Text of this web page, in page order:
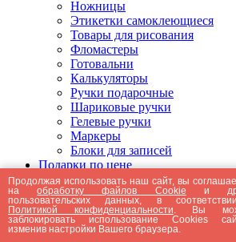
Ножницы
Этикетки самоклеющиеся
Товары для рисования
Фломастеры
Готовальни
Калькуляторы
Ручки подарочные
Шариковые ручки
Гелевые ручки
Маркеры
Блоки для записей
Подарки по цене
Подарки от 5000 рублей
Подарки до 5000 рублей
Подарки до 3000 рублей
Подарки до 2000 рублей
Подарки до 1000 рублей
Продолжая использовать наш сайт, вы
наобработку файлов Cookie и
пользовательских данных, в
Политикой конфиденциальности . Вы
заблокировать использование Cookies
изменив настройки Вашего браузера.